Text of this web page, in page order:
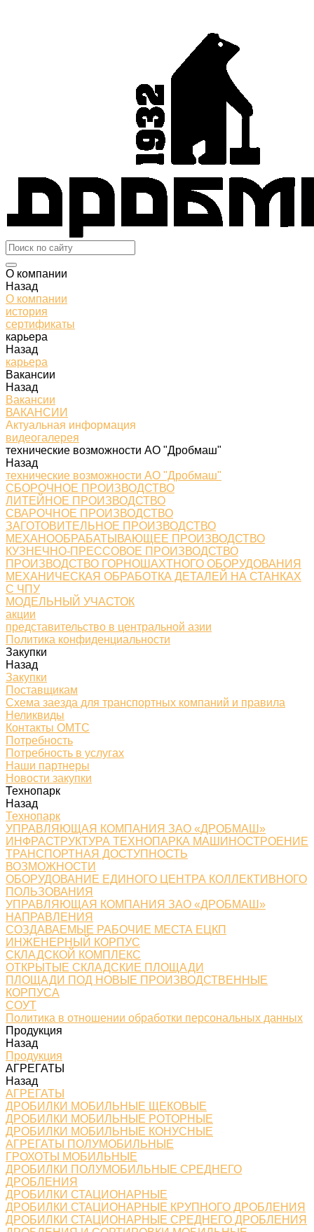
О компании
Назад
О компании
история
сертификаты
карьера
Назад
карьера
Вакансии
Назад
Вакансии
ВАКАНСИИ
Актуальная информация
видеогалерея
технические возможности АО "Дробмаш"
Назад
технические возможности АО "Дробмаш"
СБОРОЧНОЕ ПРОИЗВОДСТВО
ЛИТЕЙНОЕ ПРОИЗВОДСТВО
СВАРОЧНОЕ ПРОИЗВОДСТВО
ЗАГОТОВИТЕЛЬНОЕ ПРОИЗВОДСТВО
МЕХАНООБРАБАТЫВАЮЩЕЕ ПРОИЗВОДСТВО
КУЗНЕЧНО-ПРЕССОВОЕ ПРОИЗВОДСТВО
ПРОИЗВОДСТВО ГОРНОШАХТНОГО ОБОРУДОВАНИЯ
МЕХАНИЧЕСКАЯ ОБРАБОТКА ДЕТАЛЕЙ НА СТАНКАХ
С ЧПУ
МОДЕЛЬНЫЙ УЧАСТОК
акции
представительство в центральной азии
Политика конфиденциальности
Закупки
Назад
Закупки
Поставщикам
Схема заезда для транспортных компаний и правила
Неликвиды
Контакты ОМТС
Потребность
Потребность в услугах
Наши партнеры
Новости закупки
Технопарк
Назад
Технопарк
УПРАВЛЯЮЩАЯ КОМПАНИЯ ЗАО «ДРОБМАШ»
ИНФРАСТРУКТУРА ТЕХНОПАРКА МАШИНОСТРОЕНИЕ
ТРАНСПОРТНАЯ ДОСТУПНОСТЬ
ВОЗМОЖНОСТИ
ОБОРУДОВАНИЕ ЕДИНОГО ЦЕНТРА КОЛЛЕКТИВНОГО
ПОЛЬЗОВАНИЯ
УПРАВЛЯЮЩАЯ КОМПАНИЯ ЗАО «ДРОБМАШ»
НАПРАВЛЕНИЯ
СОЗДАВАЕМЫЕ РАБОЧИЕ МЕСТА ЕЦКП
ИНЖЕНЕРНЫЙ КОРПУС
СКЛАДСКОЙ КОМПЛЕКС
ОТКРЫТЫЕ СКЛАДСКИЕ ПЛОЩАДИ
ПЛОЩАДИ ПОД НОВЫЕ ПРОИЗВОДСТВЕННЫЕ
КОРПУСА
СОУТ
Политика в отношении обработки персональных данных
Продукция
Назад
Продукция
АГРЕГАТЫ
Назад
АГРЕГАТЫ
ДРОБИЛКИ МОБИЛЬНЫЕ ЩЕКОВЫЕ
ДРОБИЛКИ МОБИЛЬНЫЕ РОТОРНЫЕ
ДРОБИЛКИ МОБИЛЬНЫЕ КОНУСНЫЕ
АГРЕГАТЫ ПОЛУМОБИЛЬНЫЕ
ГРОХОТЫ МОБИЛЬНЫЕ
ДРОБИЛКИ ПОЛУМОБИЛЬНЫЕ СРЕДНЕГО
ДРОБЛЕНИЯ
ДРОБИЛКИ СТАЦИОНАРНЫЕ
ДРОБИЛКИ СТАЦИОНАРНЫЕ КРУПНОГО ДРОБЛЕНИЯ
ДРОБИЛКИ СТАЦИОНАРНЫЕ СРЕДНЕГО ДРОБЛЕНИЯ